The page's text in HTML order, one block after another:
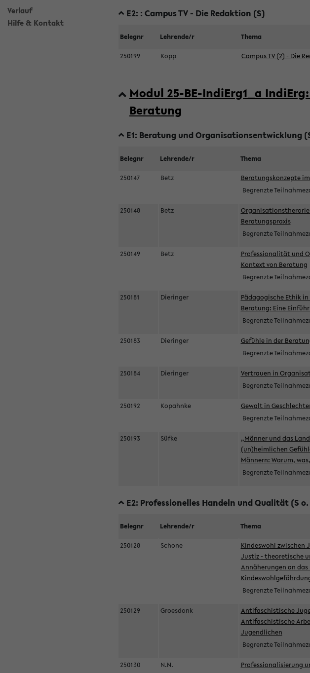
Verlauf
Hilfe & Kontakt
E2: : Campus TV - Die Redaktion (S)
Belegnr Lehrende/r Thema
250199
Kopp Campus TV (2) - Die
Modul 25-BE-IndiErg1_a
Beratung
E1: Beratung und Organisationsentwicklung
Belegnr Lehrende/r Thema
250147
Betz
Beratungskonzepte
Begrenzte
250148 Betz
Beratungspraxis
Begrenzte
250149 Betz
Professionalität und
Kontext von Beratung
Begrenzte
250181 Dieringer
Pädagogische Ethik
Beratung: Eine
Begrenzte
250183 Dieringer
Gefühle in der
Begrenzte
250184 Dieringer
Vertrauen in
Begrenzte
250192 Kopahnke
Gewalt in
Begrenzte
250193 Süfke
„Männer und das
(un)heimlichen
Männern: Warum,
Begrenzte
E2: Professionelles Handeln und Qualität (S o.
Belegnr Lehrende/r Thema
250128
Schone
Kindeswohl zwischen
Justiz - theoretische
Annäherungen an
Begrenzte
250129 Groesdonk
Antifaschistische
Antifaschistische
Jugendlichen
Begrenzte
250130 N.N.
Professionalisierung